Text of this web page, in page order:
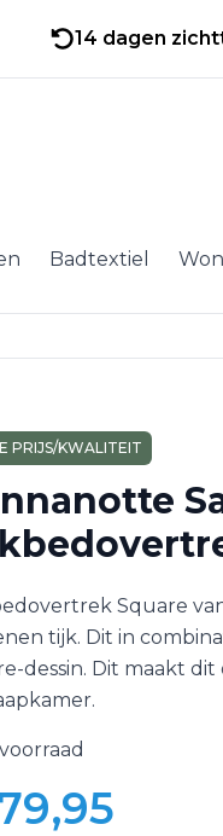
14 dagen
Badtextiel
PRIJS/KWALITEIT
Square
tijk. Dit in
dessin. Dit maakt